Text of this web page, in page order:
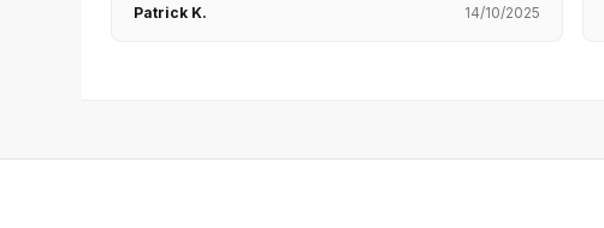
Patrick K. 14/10/2025